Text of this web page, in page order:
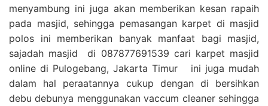
menyambung ini juga akan memberikan kesan rapaih
pada masjid, sehingga pemasangan karpet di masjid
polos ini memberikan banyak manfaat bagi masjid,
sajadah masjid di 087877691539 cari karpet masjid
online di Pulogebang, Jakarta Timur ini juga mudah
dalam hal peraatannya cukup dengan di bersihkan
debu debunya menggunakan vaccum cleaner sehingga